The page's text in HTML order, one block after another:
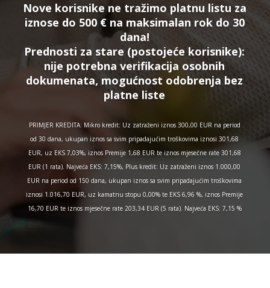
Nove korisnike ne tražimo platnu listu za
iznose do 500 € na maksimalan rok do 30
dana!
Prednosti za stare (postojeće korisnike):
nije potrebna verifikacija osobnih
dokumenata, mogućnost odobrenja bez
platne liste
PRIMJER KREDITA: Mikro kredit: Uz zatraženi iznos 300,00 EUR na period
od 30 dana, ukupan iznos sa svim pripadajućim troškovima iznosi 301,68
EUR, uz EKS 7,03%, iznos Premije 1,68 EUR te iznos mjesečne rate 301,68
EUR (1 rata). Najveća EKS: 7,15%, Plus kredit: Uz zatraženi iznos 1.000,00
EUR na period od 150 dana, ukupan iznos sa svim pripadajućim troškovima
iznosi 1.016,70 EUR, uz kamatnu stopu 0,00% te EKS 6,96 %, iznos Premije
16,70 EUR te iznos mjesečne rate 203,34 EUR (5 rata). Najveća EKS: 7,15 %